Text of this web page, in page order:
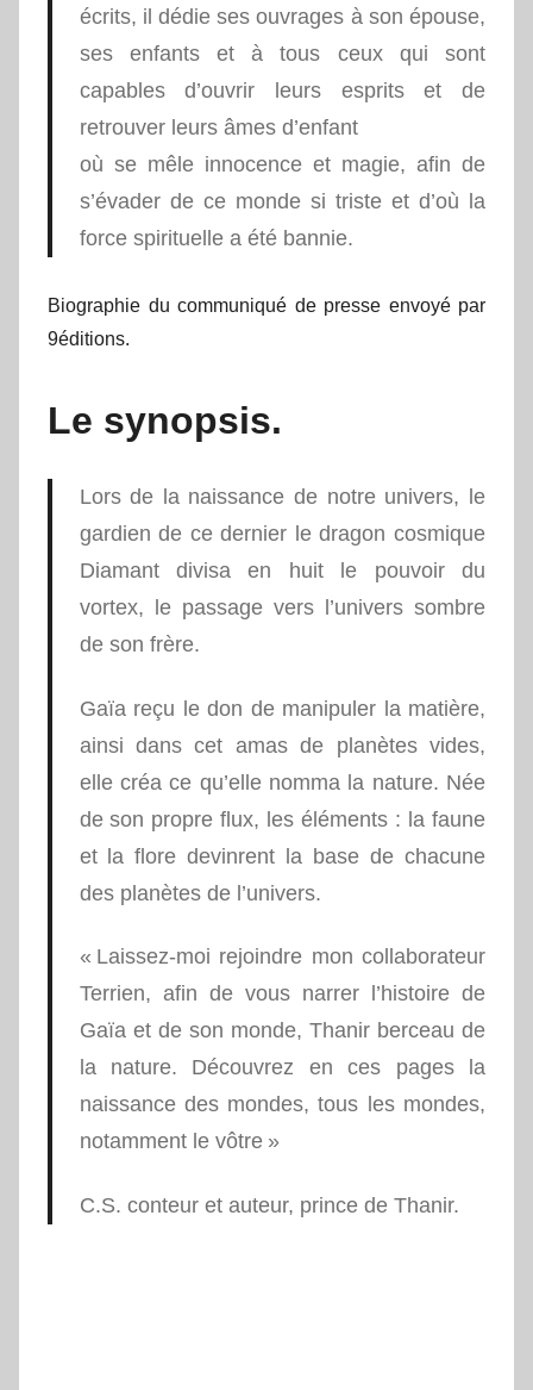
écrits, il dédie ses ouvrages à son épouse,
ses enfants et à tous ceux qui sont
capables d’ouvrir leurs esprits et de
retrouver leurs âmes d’enfant
où se mêle innocence et magie, afin de
s’évader de ce monde si triste et d’où la
force spirituelle a été bannie.
Biographie du communiqué de presse envoyé par
9éditions.
Le synopsis.
Lors de la naissance de notre univers, le
gardien de ce dernier le dragon cosmique
Diamant divisa en huit le pouvoir du
vortex, le passage vers l’univers sombre
de son frère.
Gaïa reçu le don de manipuler la matière,
ainsi dans cet amas de planètes vides,
elle créa ce qu’elle nomma la nature. Née
de son propre flux, les éléments : la faune
et la flore devinrent la base de chacune
des planètes de l’univers.
« Laissez-moi rejoindre mon collaborateur
Terrien, afin de vous narrer l’histoire de
Gaïa et de son monde, Thanir berceau de
la nature. Découvrez en ces pages la
naissance des mondes, tous les mondes,
notamment le vôtre »
C.S. conteur et auteur, prince de Thanir.